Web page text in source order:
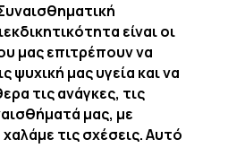
είναι οι
μας επιτρέπουν να
ψυχική μας υγεία και να
τις ανάγκες, τις
μας, με
τις σχέσεις. Αυτό